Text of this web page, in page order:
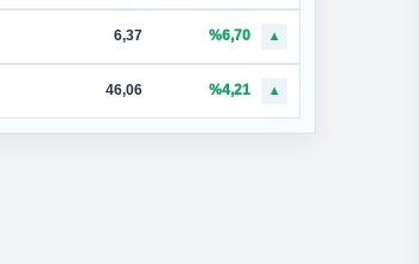
6,37 %6,70 ▲
46,06 %4,21 ▲